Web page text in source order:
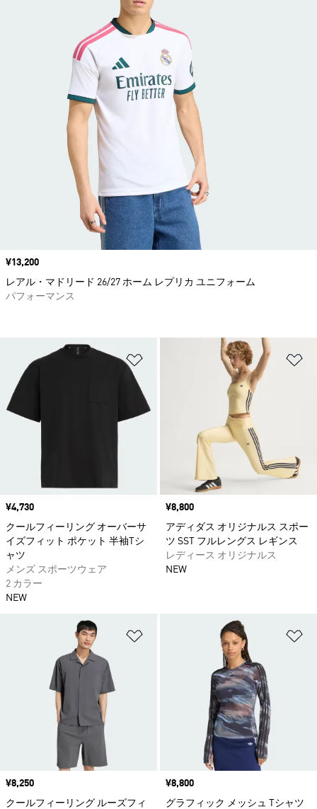
ほしいものリストに追加
価格
¥4,730
クールフィーリング オーバーサ
イズフィット ポケット 半袖Tシ
ャツ
メンズ スポーツウェア
2 カラー
NEW
価格
¥8,800
アディダス オリジナルス スポー
ツ SST フルレングス レギンス
レディース オリジナルス
NEW
ほしいものリストに追加
価格
¥8,250
クールフィーリング ルーズフィ
価格
¥8,800
グラフィック メッシュ Tシャツ
価格
¥13,200
レアル・マドリード 26/27 ホーム レプリカ ユニフォーム
パフォーマンス